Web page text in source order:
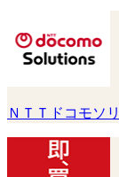
ＮＴＴドコモソ